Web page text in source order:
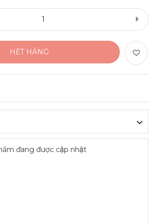
HẾT HÀNG
đang được cập nhật